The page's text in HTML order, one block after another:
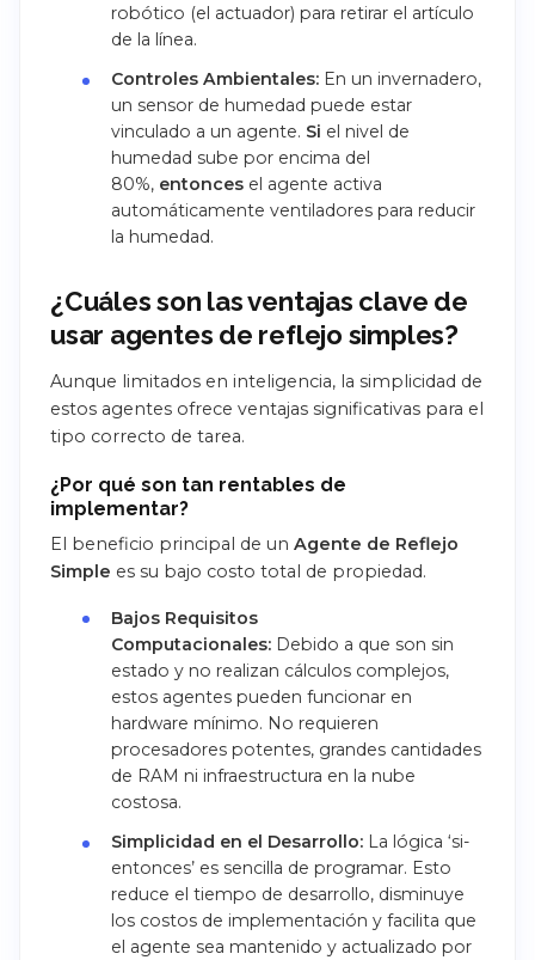
robótico (el actuador) para retirar el artículo
de la línea.
Controles Ambientales:En un invernadero,
un sensor de humedad puede estar
vinculado a un agente. Si el nivel de
humedad sube por encima del
80%, entoncesel agente activa
automáticamente ventiladores para reducir
la humedad.
¿Cuáles son las ventajas clave de
usar agentes de reflejo simples?
Aunque limitados en inteligencia, la simplicidad de
estos agentes ofrece ventajas significativas para el
tipo correcto de tarea.
¿Por qué son tan rentables de
implementar?
El beneficio principal de un Agente de Reflejo
Simple es su bajo costo total de propiedad.
Bajos Requisitos
Computacionales:Debido a que son sin
estado y no realizan cálculos complejos,
estos agentes pueden funcionar en
hardware mínimo. No requieren
procesadores potentes, grandes cantidades
de RAM ni infraestructura en la nube
costosa.
Simplicidad en el Desarrollo:La lógica ‘si-
entonces’ es sencilla de programar. Esto
reduce el tiempo de desarrollo, disminuye
los costos de implementación y facilita que
el agente sea mantenido y actualizado por